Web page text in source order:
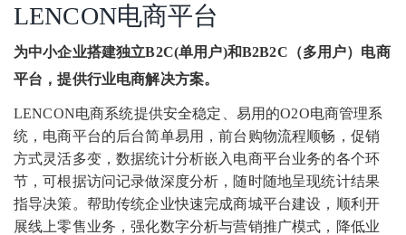
LENCON电商平台
为中小企业搭建独立B2C(单用户)和B2B2C（多用户）电商
平台，提供行业电商解决方案。
LENCON电商系统提供安全稳定、易用的O2O电商管理系
统，电商平台的后台简单易用，前台购物流程顺畅，促销
方式灵活多变，数据统计分析嵌入电商平台业务的各个环
节，可根据访问记录做深度分析，随时随地呈现统计结果
指导决策。帮助传统企业快速完成商城平台建设，顺利开
展线上零售业务，强化数字分析与营销推广模式，降低业